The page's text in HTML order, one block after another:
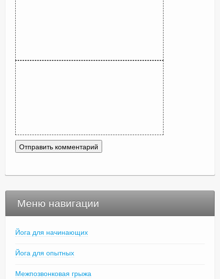
Меню навигации
Йога для начинающих
Йога для опытных
Межпозвонковая грыжа